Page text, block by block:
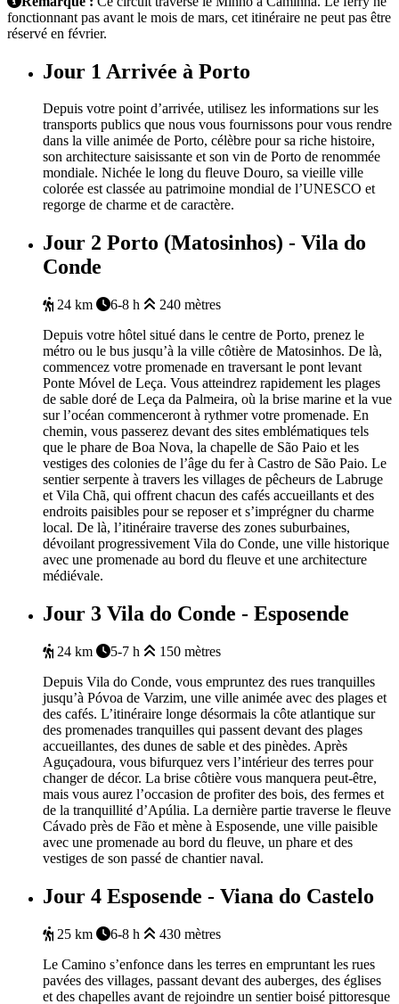
fonctionnant pas avant le mois de mars, cet itinéraire ne peut pas être
réservé en février.
Jour 1 Arrivée à Porto
Depuis votre point d’arrivée, utilisez les informations sur les
transports publics que nous vous fournissons pour vous rendre
dans la ville animée de Porto, célèbre pour sa riche histoire,
son architecture saisissante et son vin de Porto de renommée
mondiale. Nichée le long du fleuve Douro, sa vieille ville
colorée est classée au patrimoine mondial de l’UNESCO et
regorge de charme et de caractère.
Jour 2 Porto (Matosinhos) - Vila do
Conde
24 km 6-8 h
240 mètres
Depuis votre hôtel situé dans le centre de Porto, prenez le
métro ou le bus jusqu’à la ville côtière de Matosinhos. De là,
commencez votre promenade en traversant le pont levant
Ponte Móvel de Leça. Vous atteindrez rapidement les plages
de sable doré de Leça da Palmeira, où la brise marine et la vue
sur l’océan commenceront à rythmer votre promenade. En
chemin, vous passerez devant des sites emblématiques tels
que le phare de Boa Nova, la chapelle de São Paio et les
vestiges des colonies de l’âge du fer à Castro de São Paio. Le
sentier serpente à travers les villages de pêcheurs de Labruge
et Vila Chã, qui offrent chacun des cafés accueillants et des
endroits paisibles pour se reposer et s’imprégner du charme
local. De là, l’itinéraire traverse des zones suburbaines,
dévoilant progressivement Vila do Conde, une ville historique
avec une promenade au bord du fleuve et une architecture
médiévale.
Jour 3 Vila do Conde - Esposende
24 km 5-7 h
150 mètres
Depuis Vila do Conde, vous empruntez des rues tranquilles
jusqu’à Póvoa de Varzim, une ville animée avec des plages et
des cafés. L’itinéraire longe désormais la côte atlantique sur
des promenades tranquilles qui passent devant des plages
accueillantes, des dunes de sable et des pinèdes. Après
Aguçadoura, vous bifurquez vers l’intérieur des terres pour
changer de décor. La brise côtière vous manquera peut-être,
mais vous aurez l’occasion de profiter des bois, des fermes et
de la tranquillité d’Apúlia. La dernière partie traverse le fleuve
Cávado près de Fão et mène à Esposende, une ville paisible
avec une promenade au bord du fleuve, un phare et des
vestiges de son passé de chantier naval.
Jour 4 Esposende - Viana do Castelo
25 km 6-8 h
430 mètres
Le Camino s’enfonce dans les terres en empruntant les rues
pavées des villages, passant devant des auberges, des églises
et des chapelles avant de rejoindre un sentier boisé pittoresque